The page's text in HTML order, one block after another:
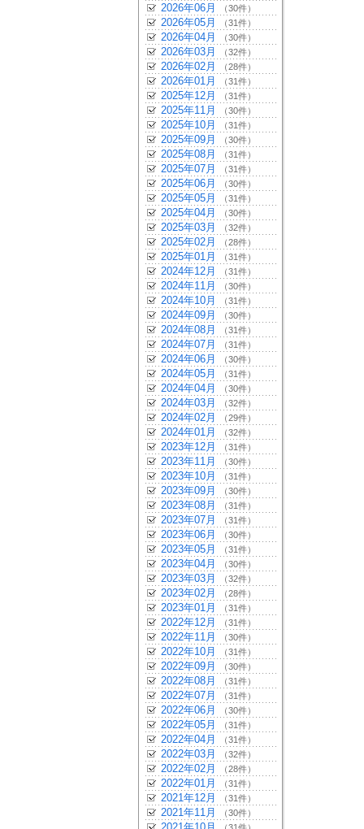
2026年06月 （30件）
2026年05月 （31件）
2026年04月 （30件）
2026年03月 （32件）
2026年02月 （28件）
2026年01月 （31件）
2025年12月 （31件）
2025年11月 （30件）
2025年10月 （31件）
2025年09月 （30件）
2025年08月 （31件）
2025年07月 （31件）
2025年06月 （30件）
2025年05月 （31件）
2025年04月 （30件）
2025年03月 （32件）
2025年02月 （28件）
2025年01月 （31件）
2024年12月 （31件）
2024年11月 （30件）
2024年10月 （31件）
2024年09月 （30件）
2024年08月 （31件）
2024年07月 （31件）
2024年06月 （30件）
2024年05月 （31件）
2024年04月 （30件）
2024年03月 （32件）
2024年02月 （29件）
2024年01月 （32件）
2023年12月 （31件）
2023年11月 （30件）
2023年10月 （31件）
2023年09月 （30件）
2023年08月 （31件）
2023年07月 （31件）
2023年06月 （30件）
2023年05月 （31件）
2023年04月 （30件）
2023年03月 （32件）
2023年02月 （28件）
2023年01月 （31件）
2022年12月 （31件）
2022年11月 （30件）
2022年10月 （31件）
2022年09月 （30件）
2022年08月 （31件）
2022年07月 （31件）
2022年06月 （30件）
2022年05月 （31件）
2022年04月 （31件）
2022年03月 （32件）
2022年02月 （28件）
2022年01月 （31件）
2021年12月 （31件）
2021年11月 （30件）